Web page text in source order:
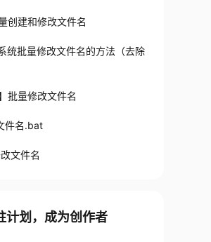
创建和修改文件名
统批量修改文件名的方法（去除
批量修改文件名
件名.bat
文件名
计划，成为创作者